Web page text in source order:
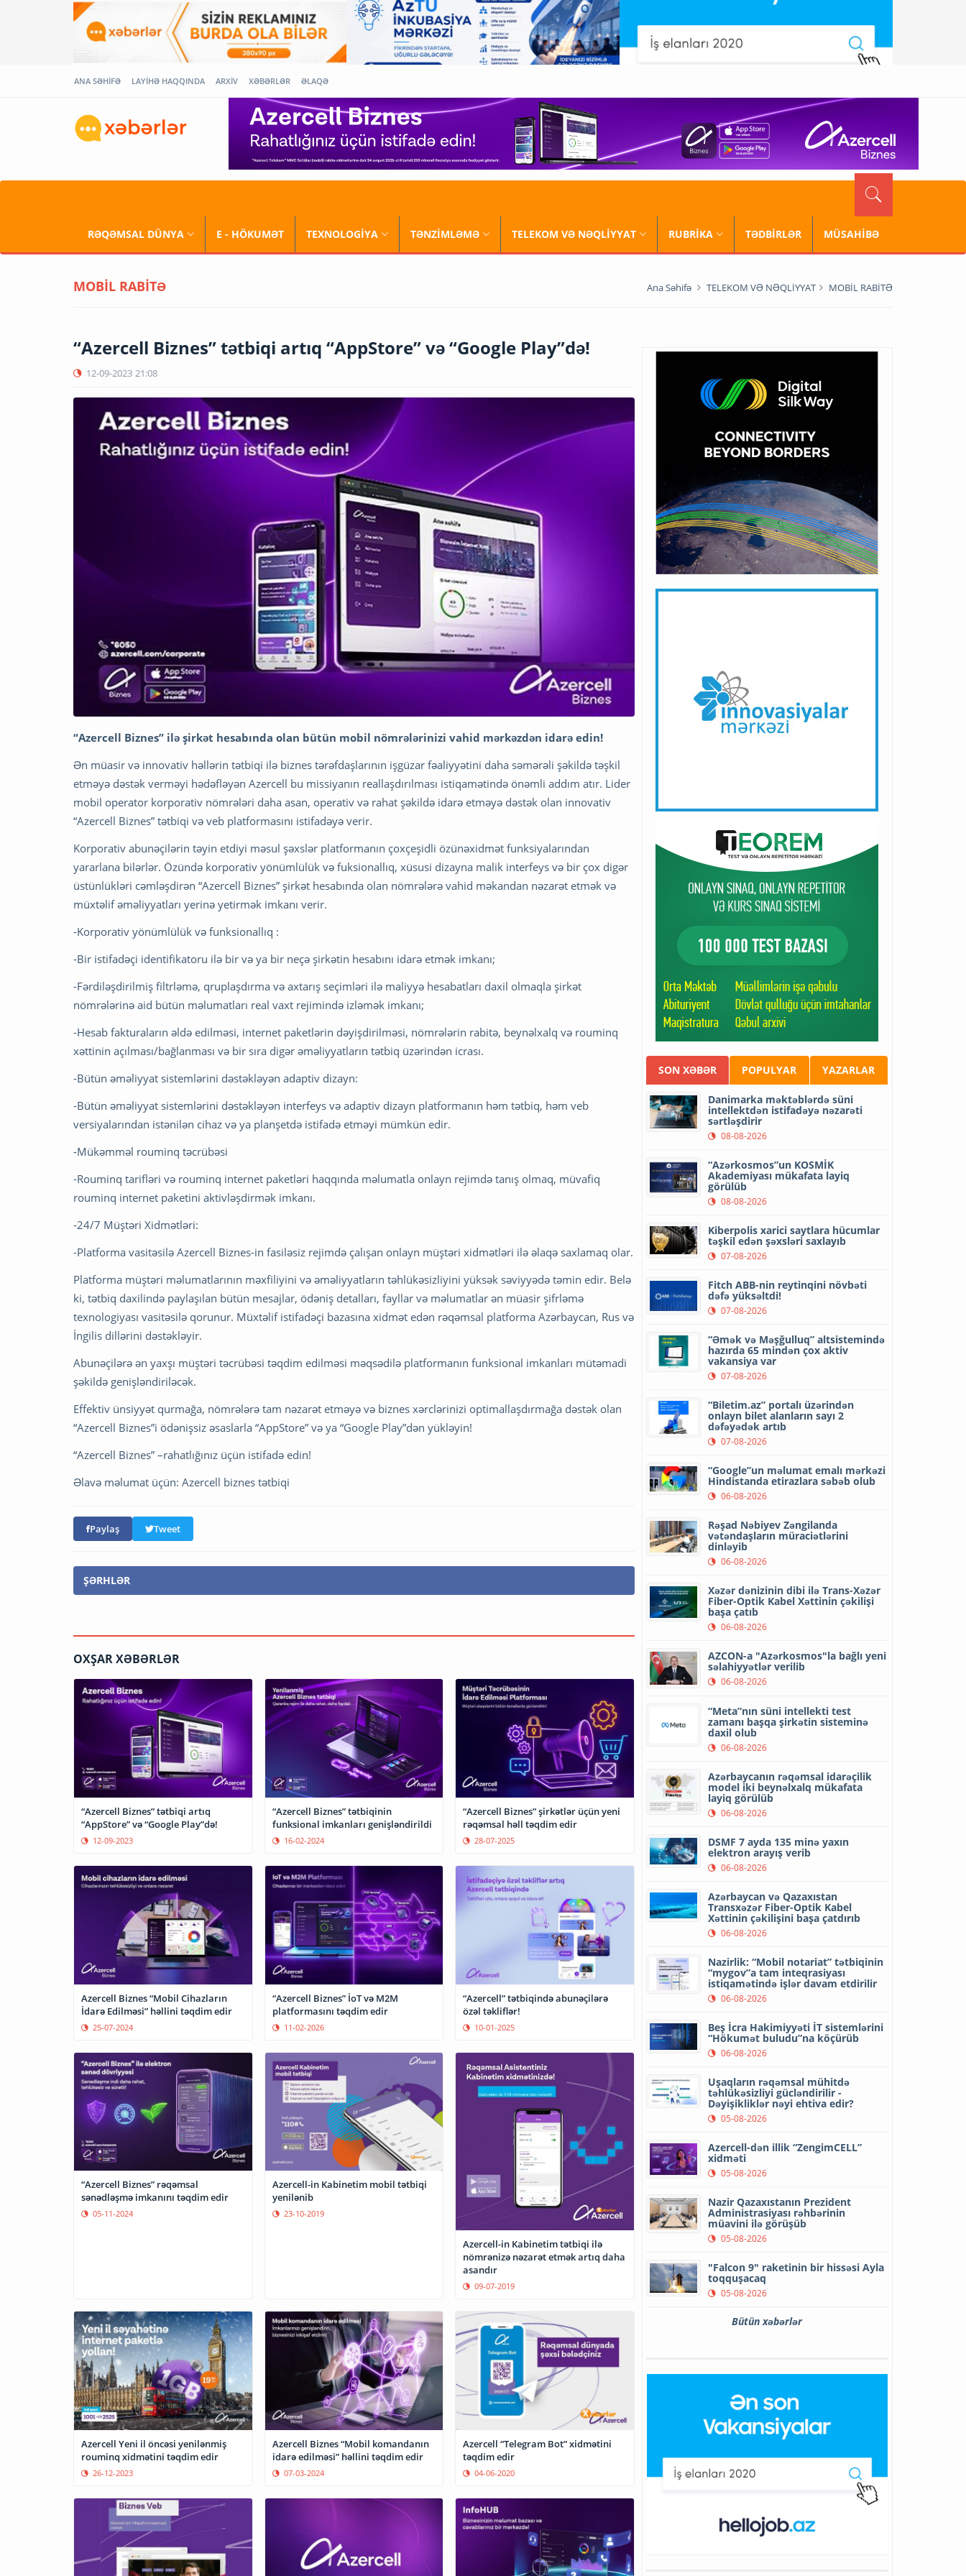
ANA SƏHİFƏ LAYİHƏ HAQQINDA ARXİV XƏBƏRLƏR ƏLAQƏ
RƏQƏMSAL DÜNYA E - HÖKUMƏT TEXNOLOGİYA TƏNZİMLƏMƏ TELEKOM VƏ NƏQLİYYAT RUBRİKA TƏDBİRLƏR MÜSAHİBƏ
MOBİL RABİTƏ Ana Səhifə TELEKOM VƏ NƏQLİYYAT MOBİL RABİTƏ
“Azercell Biznes” tətbiqi artıq “AppStore” və “Google Play”də!
12-09-2023 21:08
“Azercell Biznes” ilə şirkət hesabında olan bütün mobil nömrələrinizi vahid mərkəzdən idarə edin!
Ən müasir və innovativ həllərin tətbiqi ilə biznes tərəfdaşlarının işgüzar fəaliyyətini daha səmərəli şəkildə təşkil
etməyə dəstək verməyi hədəfləyən Azercell bu missiyanın reallaşdırılması istiqamətində önəmli addım atır. Lider
mobil operator korporativ nömrələri daha asan, operativ və rahat şəkildə idarə etməyə dəstək olan innovativ
“Azercell Biznes” tətbiqi və veb platformasını istifadəyə verir.
Korporativ abunəçilərin təyin etdiyi məsul şəxslər platformanın çoxçeşidli özünəxidmət funksiyalarından
yararlana bilərlər. Özündə korporativ yönümlülük və fuksionallıq, xüsusi dizayna malik interfeys və bir çox digər
üstünlükləri cəmləşdirən “Azercell Biznes” şirkət hesabında olan nömrələrə vahid məkandan nəzarət etmək və
müxtəlif əməliyyatları yerinə yetirmək imkanı verir.
-Korporativ yönümlülük və funksionallıq :
-Bir istifadəçi identifikatoru ilə bir və ya bir neçə şirkətin hesabını idarə etmək imkanı;
-Fərdiləşdirilmiş filtrləmə, qruplaşdırma və axtarış seçimləri ilə maliyyə hesabatları daxil olmaqla şirkət
nömrələrinə aid bütün məlumatları real vaxt rejimində izləmək imkanı;
-Hesab fakturaların əldə edilməsi, internet paketlərin dəyişdirilməsi, nömrələrin rabitə, beynəlxalq və rouminq
xəttinin açılması/bağlanması və bir sıra digər əməliyyatların tətbiq üzərindən icrası.
-Bütün əməliyyat sistemlərini dəstəkləyən adaptiv dizayn:
-Bütün əməliyyat sistemlərini dəstəkləyən interfeys və adaptiv dizayn platformanın həm tətbiq, həm veb
versiyalarından istənilən cihaz və ya planşetdə istifadə etməyi mümkün edir.
-Mükəmməl rouminq təcrübəsi
-Rouminq tarifləri və rouminq internet paketləri haqqında məlumatla onlayn rejimdə tanış olmaq, müvafiq
rouminq internet paketini aktivləşdirmək imkanı.
-24/7 Müştəri Xidmətləri:
-Platforma vasitəsilə Azercell Biznes-in fasiləsiz rejimdə çalışan onlayn müştəri xidmətləri ilə əlaqə saxlamaq olar.
Platforma müştəri məlumatlarının məxfiliyini və əməliyyatların təhlükəsizliyini yüksək səviyyədə təmin edir. Belə
ki, tətbiq daxilində paylaşılan bütün mesajlar, ödəniş detalları, fayllar və məlumatlar ən müasir şifrləmə
texnologiyası vasitəsilə qorunur. Müxtəlif istifadəçi bazasına xidmət edən rəqəmsal platforma Azərbaycan, Rus və
İngilis dillərini dəstəkləyir.
Abunəçilərə ən yaxşı müştəri təcrübəsi təqdim edilməsi məqsədilə platformanın funksional imkanları mütəmadi
şəkildə genişləndiriləcək.
Effektiv ünsiyyət qurmağa, nömrələrə tam nəzarət etməyə və biznes xərclərinizi optimallaşdırmağa dəstək olan
“Azercell Biznes”i ödənişsiz əsaslarla “AppStore” və ya “Google Play”dən yükləyin!
“Azercell Biznes” –rahatlığınız üçün istifadə edin!
Əlavə məlumat üçün: Azercell biznes tətbiqi
Paylaş Tweet
ŞƏRHLƏR
OXŞAR XƏBƏRLƏR
“Azercell Biznes” tətbiqi artıq
“AppStore” və “Google Play”də!
12-09-2023
“Azercell Biznes” tətbiqinin
funksional imkanları genişləndirildi
16-02-2024
“Azercell Biznes” şirkətlər üçün yeni
rəqəmsal həll təqdim edir
28-07-2025
Azercell Biznes “Mobil Cihazların
İdarə Edilməsi” həllini təqdim edir
25-07-2024
“Azercell Biznes” İoT və M2M
platformasını təqdim edir
11-02-2026
“Azercell” tətbiqində abunəçilərə
özəl təkliflər!
10-01-2025
“Azercell Biznes” rəqəmsal
sənədləşmə imkanını təqdim edir
05-11-2024
Azercell-in Kabinetim mobil tətbiqi
yenilənib
23-10-2019
Azercell-in Kabinetim tətbiqi ilə
nömrənizə nəzarət etmək artıq daha
asandır
09-07-2019
Azercell Yeni il öncəsi yenilənmiş
rouminq xidmətini təqdim edir
26-12-2023
Azercell Biznes “Mobil komandanın
idarə edilməsi” həllini təqdim edir
07-03-2024
Azercell “Telegram Bot” xidmətini
təqdim edir
04-06-2020
SON XƏBƏR POPULYAR YAZARLAR
Danimarka məktəblərdə süni
intellektdən istifadəyə nəzarəti
sərtləşdirir
08-08-2026
“Azərkosmos”un KOSMİK
Akademiyası mükafata layiq
görülüb
08-08-2026
Kiberpolis xarici saytlara hücumlar
təşkil edən şəxsləri saxlayıb
07-08-2026
Fitch ABB-nin reytinqini növbəti
dəfə yüksəltdi!
07-08-2026
“Əmək və Məşğulluq” altsistemində
hazırda 65 mindən çox aktiv
vakansiya var
07-08-2026
“Biletim.az” portalı üzərindən
onlayn bilet alanların sayı 2
dəfəyədək artıb
07-08-2026
“Google”un məlumat emalı mərkəzi
Hindistanda etirazlara səbəb olub
06-08-2026
Rəşad Nəbiyev Zəngilanda
vətəndaşların müraciətlərini
dinləyib
06-08-2026
Xəzər dənizinin dibi ilə Trans-Xəzər
Fiber-Optik Kabel Xəttinin çəkilişi
başa çatıb
06-08-2026
AZCON-a "Azərkosmos"la bağlı yeni
səlahiyyətlər verilib
06-08-2026
“Meta”nın süni intellekti test
zamanı başqa şirkətin sisteminə
daxil olub
06-08-2026
Azərbaycanın rəqəmsal idarəçilik
model iki beynəlxalq mükafata
layiq görülüb
06-08-2026
DSMF 7 ayda 135 minə yaxın
elektron arayış verib
06-08-2026
Azərbaycan və Qazaxıstan
Transxəzər Fiber-Optik Kabel
Xəttinin çəkilişini başa çatdırıb
06-08-2026
Nazirlik: “Mobil notariat” tətbiqinin
“mygov”a tam inteqrasiyası
istiqamətində işlər davam etdirilir
06-08-2026
Beş İcra Hakimiyyəti İT sistemlərini
“Hökumət buludu”na köçürüb
06-08-2026
Uşaqların rəqəmsal mühitdə
təhlükəsizliyi gücləndirilir -
Dəyişikliklər nəyi ehtiva edir?
05-08-2026
Azercell-dən illik “ZengimCELL”
xidməti
05-08-2026
Nazir Qazaxıstanın Prezident
Administrasiyası rəhbərinin
müavini ilə görüşüb
05-08-2026
"Falcon 9" raketinin bir hissəsi Ayla
toqquşacaq
05-08-2026
Bütün xəbərlər